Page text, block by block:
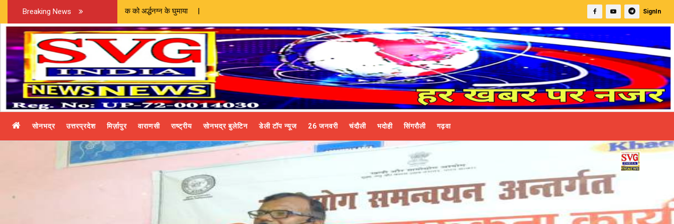
Breaking News
के आरोप में युवक को अर्द्धनग्न के घुमाया | SignIn
सोनभद्र उत्तरप्रदेश मिर्ज़ापुर वाराणसी राष्ट्रीय सोनभद्र बुलेटिन डेली टॉप न्यूज 26 जनवरी चंदौली भदोही सिंगरौली गढ़वा